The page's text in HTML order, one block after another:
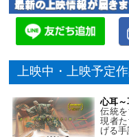
上映中・上映予定
心耳
伝統
現者
げる手